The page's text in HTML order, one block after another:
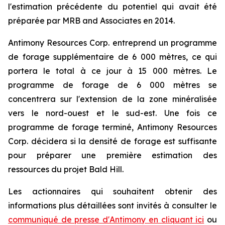
l'estimation précédente du potentiel qui avait été
préparée par MRB and Associates en 2014.
Antimony Resources Corp. entreprend un programme
de forage supplémentaire de 6 000 mètres, ce qui
portera le total à ce jour à 15 000 mètres. Le
programme de forage de 6 000 mètres se
concentrera sur l'extension de la zone minéralisée
vers le nord-ouest et le sud-est. Une fois ce
programme de forage terminé, Antimony Resources
Corp. décidera si la densité de forage est suffisante
pour préparer une première estimation des
ressources du projet Bald Hill.
Les actionnaires qui souhaitent obtenir des
informations plus détaillées sont invités à consulter le
communiqué de presse d'Antimony en cliquant ici ou